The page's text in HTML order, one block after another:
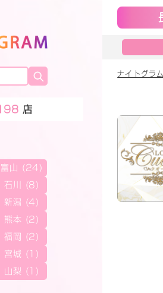
198 店
富山 (24)
石川 (8)
新潟 (4)
熊本 (2)
福岡 (2)
宮城 (1)
山梨 (1)
ナイトグラム